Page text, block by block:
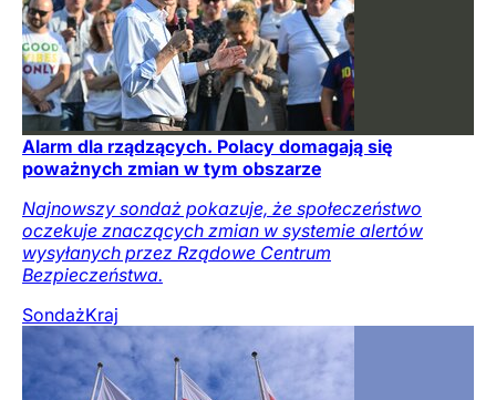
Alarm dla rządzących. Polacy domagają się
poważnych zmian w tym obszarze
Najnowszy sondaż pokazuje, że społeczeństwo
oczekuje znaczących zmian w systemie alertów
wysyłanych przez Rządowe Centrum
Bezpieczeństwa.
SondażKraj